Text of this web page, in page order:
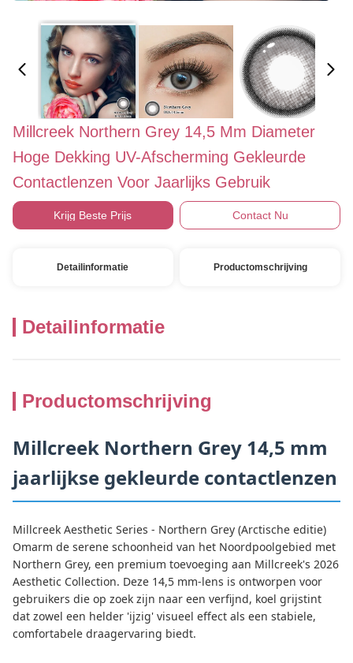
Millcreek Northern Grey 14,5 Mm Diameter
Hoge Dekking UV-Afscherming Gekleurde
Contactlenzen Voor Jaarlijks Gebruik
Krijg Beste Prijs Contact Nu
Detailinformatie Productomschrijving
Detailinformatie
Productomschrijving
Millcreek Northern Grey 14,5 mm
jaarlijkse gekleurde contactlenzen
Millcreek Aesthetic Series - Northern Grey (Arctische editie)
Omarm de serene schoonheid van het Noordpoolgebied met
Northern Grey, een premium toevoeging aan Millcreek's 2026
Aesthetic Collection. Deze 14,5 mm-lens is ontworpen voor
gebruikers die op zoek zijn naar een verfijnd, koel grijstint
dat zowel een helder 'ijzig' visueel effect als een stabiele,
comfortabele draagervaring biedt.